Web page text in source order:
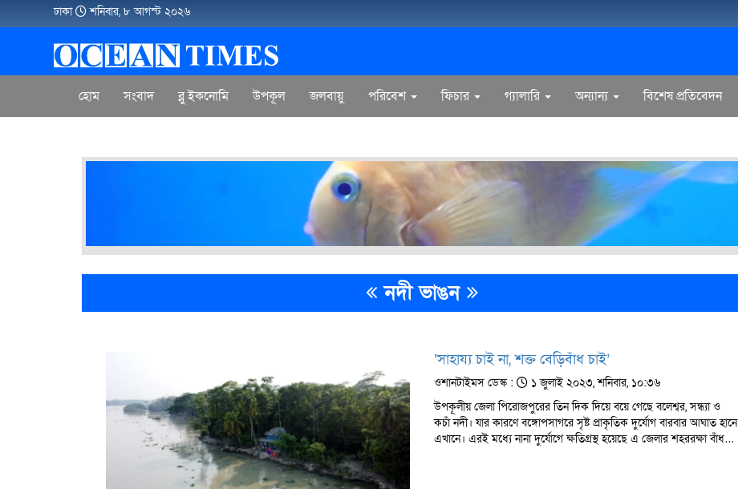
ঢাকা শনিবার, ৮ আগস্ট ২০২৬
হোম সংবাদ ব্লু ইকনোমি উপকূল জলবায়ু পরিবেশ ফিচার গ্যালারি অন্যান্য বিশেষ প্রতিবেদন
নদী ভাঙন
‘সাহায্য চাই না, শক্ত বেড়িবাঁধ চাই’
ওশানটাইমস ডেস্ক :
১ জুলাই ২০২৩, শনিবার, ১০:৩৬
উপকূলীয় জেলা পিরোজপুরের তিন দিক দিয়ে বয়ে গেছে বলেশ্বর, সন্ধ্যা ও
কচাঁ নদী। যার কারণে বঙ্গোপসাগরে সৃষ্ট প্রাকৃতিক দুর্যোগ বারবার আঘাত হানে
এখানে। এরই মধ্যে নানা দুর্যোগে ক্ষতিগ্রস্থ হয়েছে এ জেলার শহররক্ষা বাঁধ…